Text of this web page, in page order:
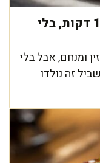
קציצות ברוקולי מפנקות ב-10 דקות, בלי
ומנחם, אבל בלי
זה נולדו